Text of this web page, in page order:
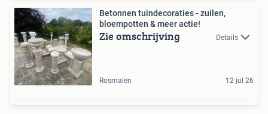
Betonnen tuindecoraties - zuilen,
bloempotten & meer actie!
Zie omschrijving Details
Rosmalen 12 jul 26